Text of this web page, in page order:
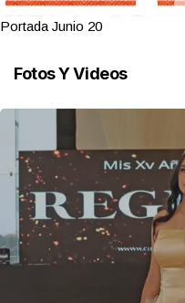
Portada Junio 20
Fotos Y Videos